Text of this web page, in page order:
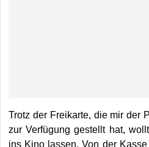
Trotz der Freikarte, die mir der
zur Verfügung gestellt hat,
ins Kino lassen. Von der